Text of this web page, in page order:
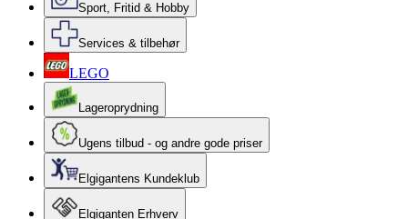
Sport, Fritid & Hobby
Services & tilbehør
LEGO
Lageroprydning
Ugens tilbud - og andre gode priser
Elgigantens Kundeklub
Elgiganten Erhverv